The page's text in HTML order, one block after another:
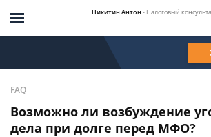
Никитин Антон - Налоговый
FAQ
Возможно ли возбуждение
дела при долге перед МФО?